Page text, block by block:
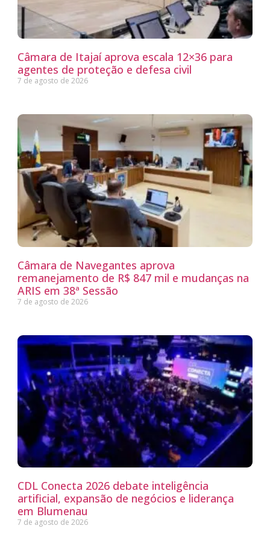
Câmara de Itajaí aprova escala 12×36 para
agentes de proteção e defesa civil
7 de agosto de 2026
Câmara de Navegantes aprova
remanejamento de R$ 847 mil e mudanças na
ARIS em 38ª Sessão
7 de agosto de 2026
CDL Conecta 2026 debate inteligência
artificial, expansão de negócios e liderança
em Blumenau
7 de agosto de 2026